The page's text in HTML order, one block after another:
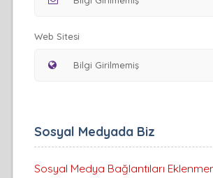
Web Sitesi
Sosyal Medyada Biz
Sosyal Medya Bağlantıları